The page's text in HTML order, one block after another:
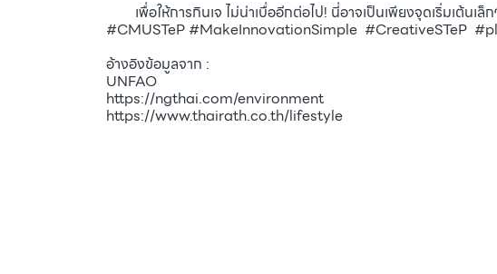
เพื่อให้การกินเจ ไม่น่าเบื่ออีกต่อไป! นี่อาจเป็นเพียงจุดเริ่มเต้น
#CMUSTeP #MakeInnovationSimple #CreativeSTeP
อ้างอิงข้อมูลจาก :
UNFAO
https://ngthai.com/environment
https://www.thairath.co.th/lifestyle